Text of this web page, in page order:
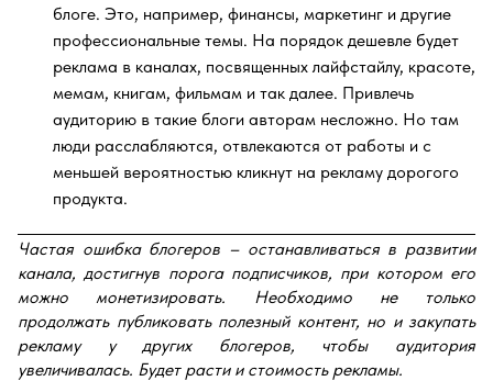
блоге. Это, например, финансы, маркетинг и другие
профессиональные темы. На порядок дешевле будет
реклама в каналах, посвященных лайфстайлу, красоте,
мемам, книгам, фильмам и так далее. Привлечь
аудиторию в такие блоги авторам несложно. Но там
люди расслабляются, отвлекаются от работы и с
меньшей вероятностью кликнут на рекламу дорогого
продукта.
Частая ошибка блогеров – останавливаться в развитии
канала, достигнув порога подписчиков, при котором его
можно монетизировать. Необходимо не только
продолжать публиковать полезный контент, но и закупать
рекламу у других блогеров, чтобы аудитория
увеличивалась. Будет расти и стоимость рекламы.